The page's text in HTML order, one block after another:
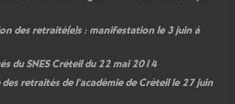
des retraité(e)s : manifestation le 3 juin à
duSNESCréteil du 22 mai 2014
retraités de l’académie de Créteil le 27 juin